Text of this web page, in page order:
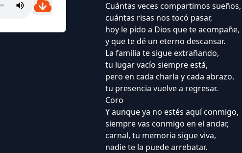
Cuántas veces compartimos sueños,
cuántas risas nos tocó pasar,
hoy le pido a Dios que te acompañe,
y que te dé un eterno descansar.
La familia te sigue extrañando,
tu lugar vacío siempre está,
pero en cada charla y cada abrazo,
tu presencia vuelve a regresar.
Coro
Y aunque ya no estés aquí conmigo,
siempre vas conmigo en el andar,
carnal, tu memoria sigue viva,
nadie te la puede arrebatar.